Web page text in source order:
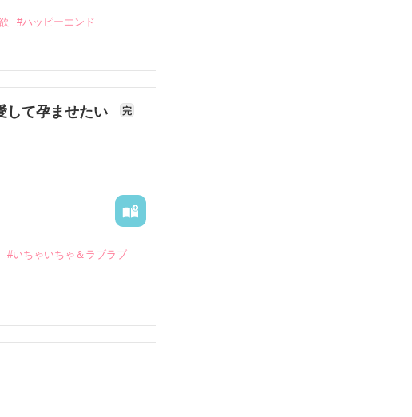
#ハッピーエンド
して孕ませたい 完
#いちゃいちゃ＆ラブラブ
、とある財閥御曹司に
な社長――御影恭司その
ば呼び出された上、二